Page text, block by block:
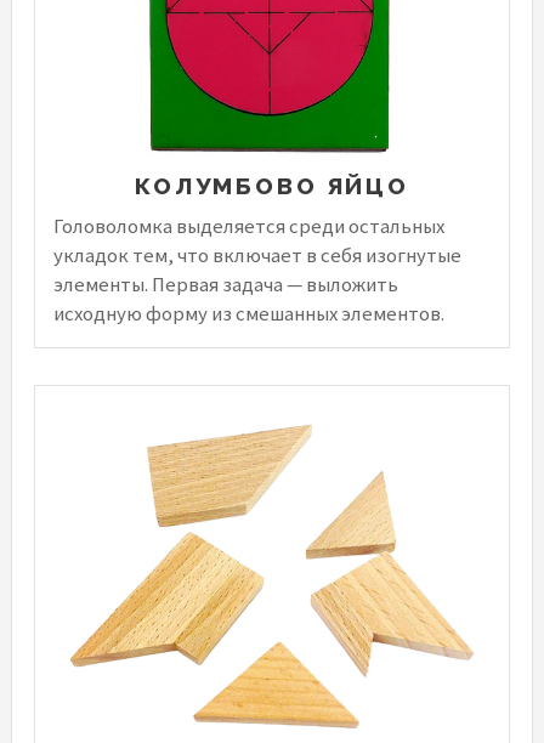
КОЛУМБОВО ЯЙЦО
Головоломка выделяется среди остальных
укладок тем, что включает в себя изогнутые
элементы. Первая задача — выложить
исходную форму из смешанных элементов.